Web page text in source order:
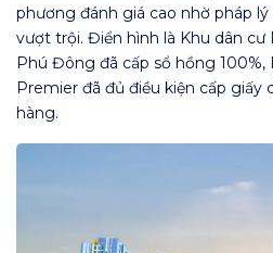
phương đánh giá cao nhờ pháp
vượt trội. Điển hình là Khu dân
Phú Đông đã cấp sổ hồng
Premier đã đủ điều kiện cấp giấy
hàng.